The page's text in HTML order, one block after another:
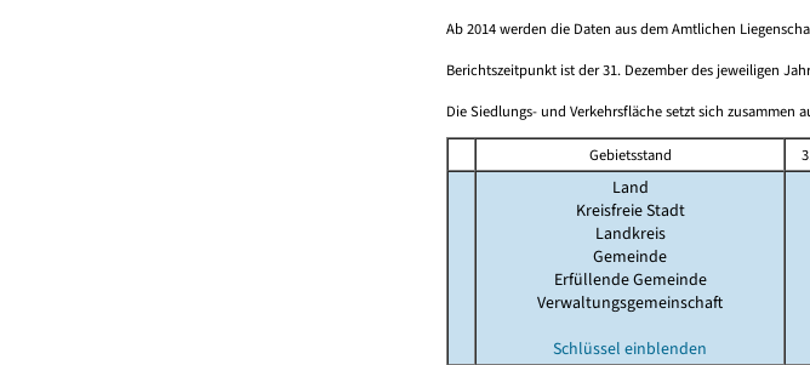
Ab 2014 werden die Daten aus dem Amtlichen
Berichtszeitpunkt ist der 31. Dezember des jeweiligen
Die Siedlungs- und Verkehrsfläche setzt sich
Gebietsstand
Land
Kreisfreie Stadt
Landkreis
Gemeinde
Erfüllende Gemeinde
Verwaltungsgemeinschaft
Schlüssel einblenden